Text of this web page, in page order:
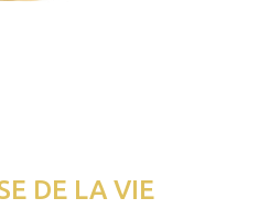
DE LA VIE